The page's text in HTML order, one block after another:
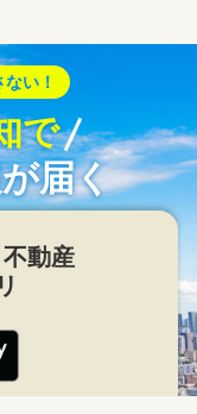
い！
で
届く
動産